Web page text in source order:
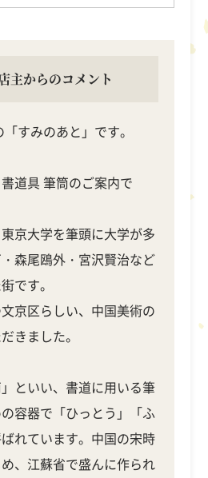
主からのコメント
すみのあと」です。
道具 筆筒のご案内で
京大学を筆頭に大学が多
森尾鴎外・宮沢賢治など
です。
京区らしい、中国美術の
きました。
といい、書道に用いる筆
容器で「ひっとう」「ふ
れています。中国の宋時
、江蘇省で盛んに作られ